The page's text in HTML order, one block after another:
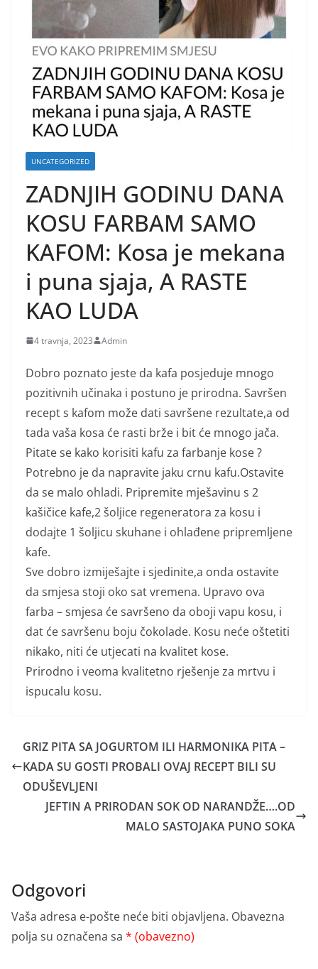
UNCATEGORIZED
ZADNJIH GODINU DANA
KOSU FARBAM SAMO
KAFOM: Kosa je mekana
i puna sjaja, A RASTE
KAO LUDA
4 travnja, 2023 Admin
Dobro poznato jeste da kafa posjeduje mnogo
pozitivnih učinaka i postuno je prirodna. Savršen
recept s kafom može dati savršene rezultate,a od
tada vaša kosa će rasti brže i bit će mnogo jača.
Pitate se kako korisiti kafu za farbanje kose ?
Potrebno je da napravite jaku crnu kafu.Ostavite
da se malo ohladi. Pripremite mješavinu s 2
kašičice kafe,2 šoljice regeneratora za kosu i
dodajte 1 šoljicu skuhane i ohlađene pripremljene
kafe.
Sve dobro izmiješajte i sjedinite,a onda ostavite
da smjesa stoji oko sat vremena. Upravo ova
farba – smjesa će savršeno da oboji vapu kosu, i
dat će savršenu boju čokolade. Kosu neće oštetiti
nikako, niti će utjecati na kvalitet kose.
Prirodno i veoma kvalitetno rješenje za mrtvu i
ispucalu kosu.
GRIZ PITA SA JOGURTOM ILI HARMONIKA PITA –
KADA SU GOSTI PROBALI OVAJ RECEPT BILI SU
ODUŠEVLJENI
JEFTIN A PRIRODAN SOK OD NARANDŽE….OD
MALO SASTOJAKA PUNO SOKA
Odgovori
Vaša adresa e-pošte neće biti objavljena. Obavezna
polja su označena sa * (obavezno)